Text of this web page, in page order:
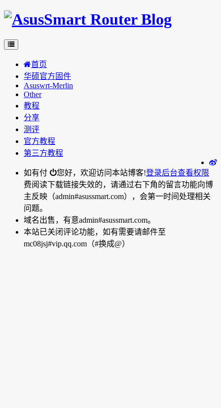
首页
华硕官方固件
Asuswrt-Merlin
Other
教程
分享
测评
官方教程
第三方教程
您好，欢迎访问本站博客!登录后台查看权限
如有付
费阅读下载链接失效的，请通过右下角的留言功能向博
主反映（admin#asussmart.com），会第一时间处理相关
问题。
域名出售，有意admin#asussmart.com。
本站已关闭评论功能，如有需要请邮件至
mc08jsj#vip.qq.com（#换成@）